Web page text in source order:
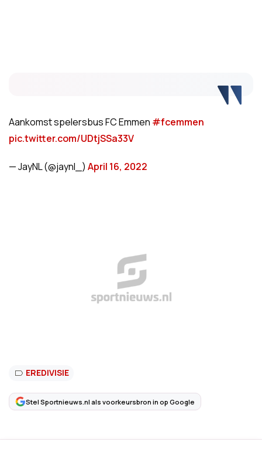
Aankomst spelersbus FC Emmen #fcemmen
pic.twitter.com/UDtjSSa33V
— JayNL (@jaynl_) April 16, 2022
EREDIVISIE
Stel Sportnieuws.nl als voorkeursbron in op Google